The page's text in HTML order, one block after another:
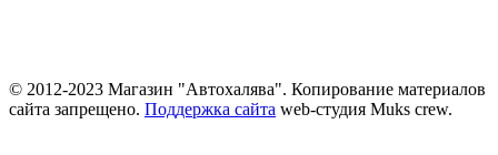
© 2012-2023 Магазин "Автохалява". Копирование материалов
сайта запрещено. Поддержка сайта web-студия Muks crew.